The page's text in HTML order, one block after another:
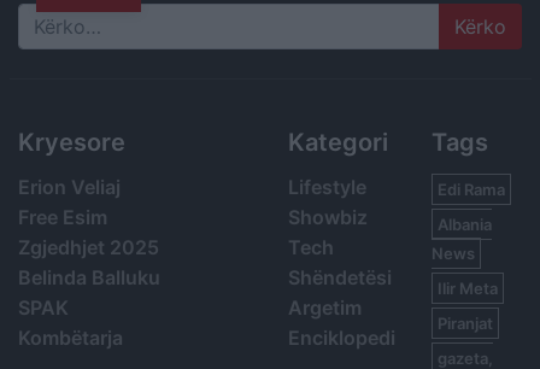
Search
Kryesore
Erion Veliaj
Free Esim
Zgjedhjet 2025
Belinda Balluku
SPAK
Kombëtarja
Kategori
Lifestyle
Showbiz
Tech
Shëndetësi
Argetim
Enciklopedi
Tags
Edi Rama
Albania
News
Ilir Meta
Piranjat
gazeta,